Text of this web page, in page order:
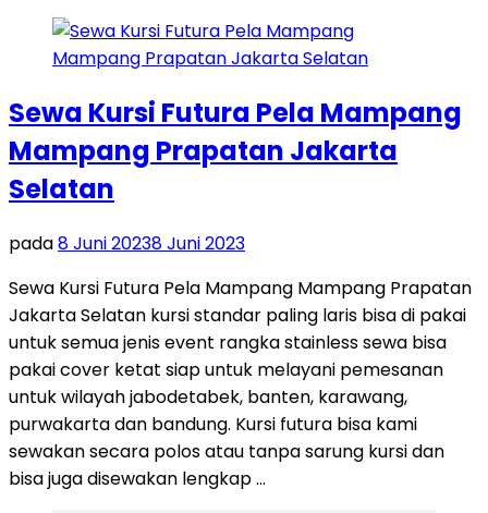
Sewa Kursi Futura Pela Mampang
Mampang Prapatan Jakarta
Selatan
pada8 Juni 20238 Juni 2023
Sewa Kursi Futura Pela Mampang Mampang Prapatan
Jakarta Selatan kursi standar paling laris bisa di pakai
untuk semua jenis event rangka stainless sewa bisa
pakai cover ketat siap untuk melayani pemesanan
untuk wilayah jabodetabek, banten, karawang,
purwakarta dan bandung. Kursi futura bisa kami
sewakan secara polos atau tanpa sarung kursi dan
bisa juga disewakan lengkap …